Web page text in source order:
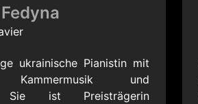
ukrainische Pianistin mit
und
Sie ist Preisträgerin